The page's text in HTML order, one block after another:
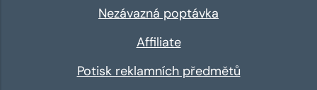
Nezávazná poptávka
Affiliate
Potisk reklamních předmětů